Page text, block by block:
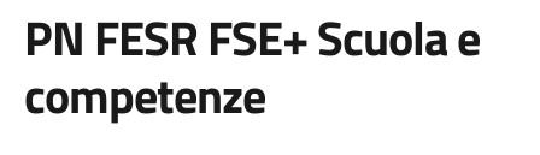
PN FESR FSE+ Scuola e
competenze